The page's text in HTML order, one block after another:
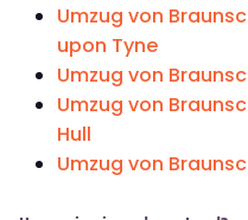
Umzug von
upon Tyne
Umzug von
Umzug von
Hull
Umzug von